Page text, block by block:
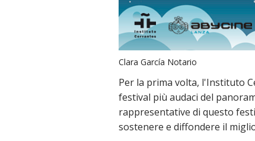
Clara García Notario
Per la prima volta, l'Instituto
festival più audaci del
rappresentative di questo
sostenere e diffondere il